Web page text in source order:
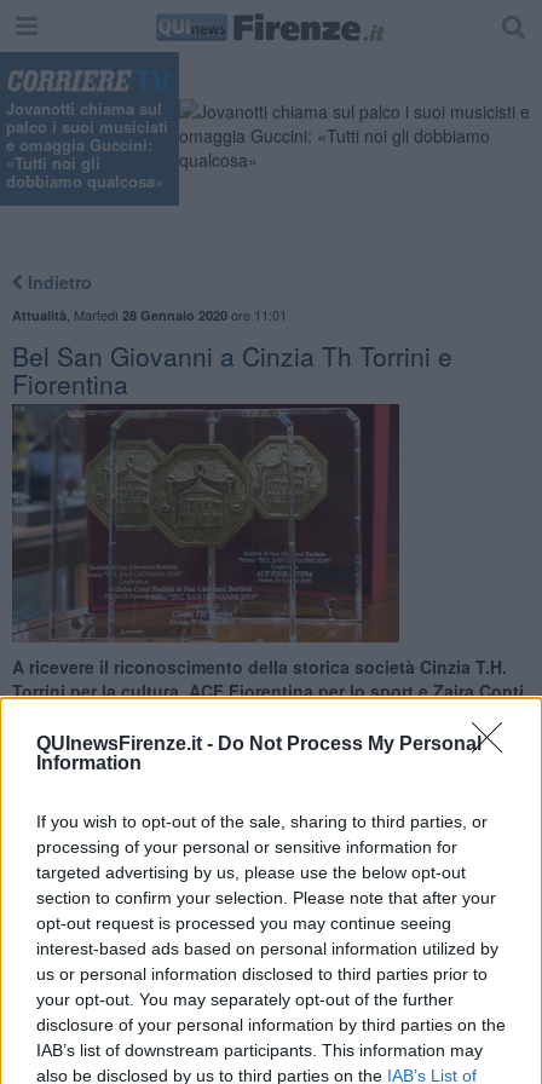
QUInewsFirenze.it - Do Not Process My Personal
Information
If you wish to opt-out of the sale, sharing to third parties, or
processing of your personal or sensitive information for
targeted advertising by us, please use the below opt-out
section to confirm your selection. Please note that after your
opt-out request is processed you may continue seeing
interest-based ads based on personal information utilized by
us or personal information disclosed to third parties prior to
your opt-out. You may separately opt-out of the further
disclosure of your personal information by third parties on the
IAB’s list of downstream participants. This information may
also be disclosed by us to third parties on the IAB’s List of
Jovanotti chiama sul
palco i suoi musicisti
e omaggia Guccini:
«Tutti noi gli
dobbiamo qualcosa»
Indietro
Attualità Martedì 28 Gennaio 2020ore 11:01
Bel San Giovanni a Cinzia Th Torrini e
Fiorentina
A ricevere il riconoscimento della storica società Cinzia T.H.
Torrini per la cultura, ACF Fiorentina per lo sport e Zaira Conti
FIRENZE —Nel Salone dei 500 di Palazzo Vecchio in occasione
del 224 anno dalla fondazione della Società di San Giovanni
Battista avviene la consegna del Premio Bel San Giovanni.
L'appuntamento è aperto al pubblico a partire dalle 17 e 30.
Il riconoscimento nel 2020 è assegnato a Zaira Conti per il terzo
settore, Cinzia T.H.Torrini per la cultura, ACF Fiorentina per lo
sport. Mons. Timoty Verdon presenta una conferenza sul tema
“San Giovanni ‘un vole inganni” il Battista e l’arte a Firenze.
I premi sono realizzati dalla Bottega Orafa Paolo Penko.